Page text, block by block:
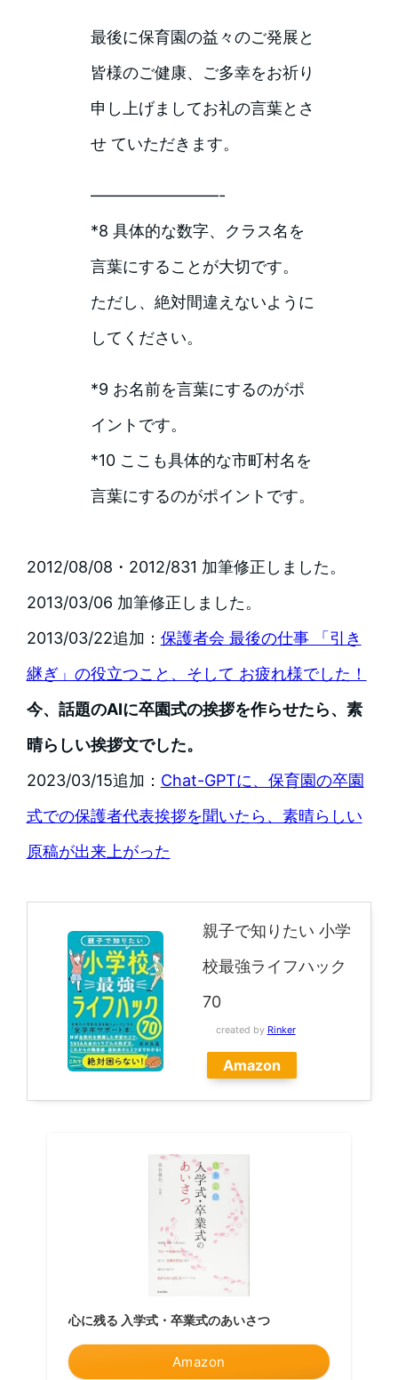
最後に保育園の益々のご発展と
皆様のご健康、ご多幸をお祈り
申し上げましてお礼の言葉とさ
せ ていただきます。
————————-
*8 具体的な数字、クラス名を
言葉にすることが大切です。
ただし、絶対間違えないように
してください。
*9 お名前を言葉にするのがポ
イントです。
*10 ここも具体的な市町村名を
言葉にするのがポイントです。
2012/08/08・2012/831 加筆修正しました。
2013/03/06 加筆修正しました。
2013/03/22追加： 保護者会 最後の仕事 「引き
継ぎ」の役立つこと、そして お疲れ様でした！
今、話題のAIに卒園式の挨拶を作らせたら、素
晴らしい挨拶文でした。
2023/03/15追加： Chat-GPTに、保育園の卒園
式での保護者代表挨拶を聞いたら、素晴らしい
原稿が出来上がった
親子で知りたい 小学
校最強ライフハック
70
created by Rinker
Amazon
心に残る 入学式・卒業式のあいさつ
Amazon